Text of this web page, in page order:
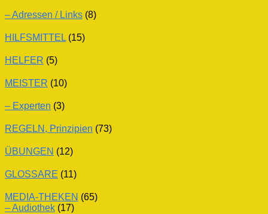
– Adressen / Links (8)
HILFSMITTEL (15)
HELFER (5)
MEISTER (10)
– Experten (3)
REGELN, Prinzipien (73)
ÜBUNGEN (12)
GLOSSARE (11)
MEDIA-THEKEN (65)
– Audiothek (17)